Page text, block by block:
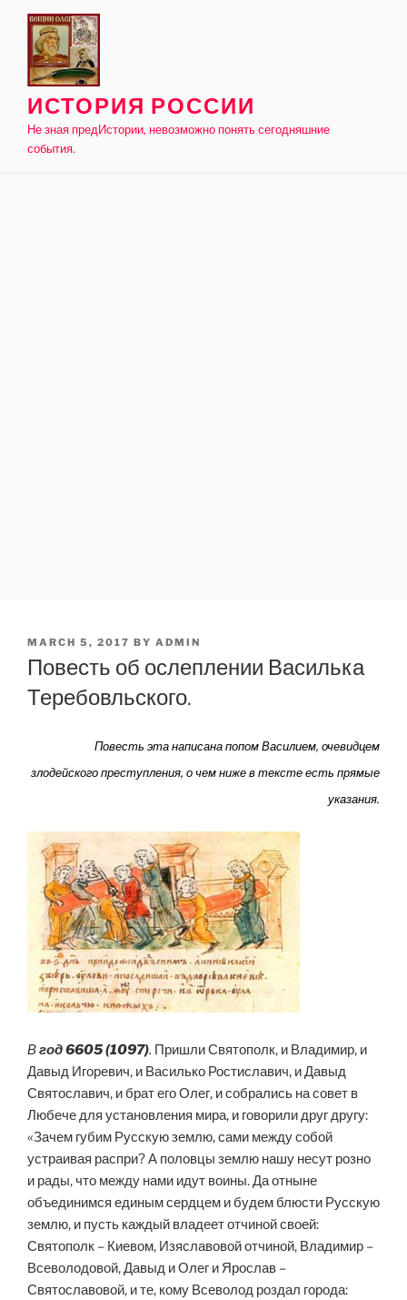
content
ИСТОРИЯ РОССИИ
Не зная предИстории, невозможно понять сегодняшние
события.
POSTED
ON
MARCH 5, 2017 BY ADMIN
Повесть об ослеплении Василька
Теребовльского.
Повесть эта написана попом Василием, очевидцем
злодейского преступления, о чем ниже в тексте есть прямые
указания.
Вгод 6605 (1097). Пришли Святополк, и Владимир, и
Давыд Игоревич, и Василько Ростиславич, и Давыд
Святославич, и брат его Олег, и собрались на совет в
Любече для установления мира, и говорили друг другу:
«Зачем губим Русскую землю, сами между собой
устраивая распри? А половцы землю нашу несут розно
и рады, что между нами идут воины. Да отныне
объединимся единым сердцем и будем блюсти Русскую
землю, и пусть каждый владеет отчиной своей:
Святополк – Киевом, Изяславовой отчиной, Владимир –
Всеволодовой, Давыд и Олег и Ярослав –
Святославовой, и те, кому Всеволод роздал города: